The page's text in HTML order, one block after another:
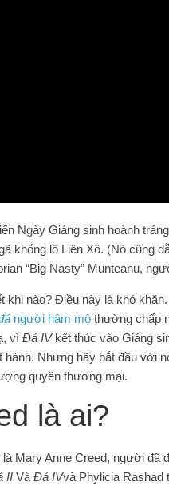
Ngày Giáng sinh hoành
khổng lồ Liên Xô. (Nó cũng
“Big Nasty” Munteanu,
khi nào? Điều này là khó khăn.
người hâm mộ thường chấp
vì Đá IVkết thúc vào Giáng
Nhưng hãy bắt đầu với
quyền thương mại.
là ai?
Mary Anne Creed, người đã
II Và Đá IVvà Phylicia Rashad